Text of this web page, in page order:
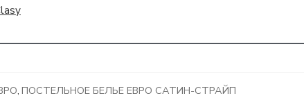
, ПОСТЕЛЬНОЕ БЕЛЬЕ ЕВРО САТИН-СТРАЙП